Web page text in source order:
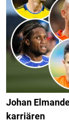
Johan
karriären